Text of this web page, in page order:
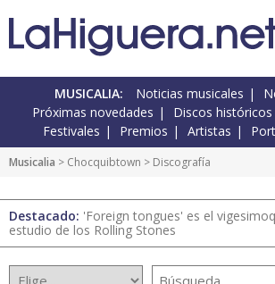
MUSICALIA: Noticias musicales
Próximas novedades
Discos históricos
Festivales
Premios Artistas
Musicalia > Chocquibtown > Discografía
Destacado: 'Foreign tongues' es el
estudio de los Rolling Stones